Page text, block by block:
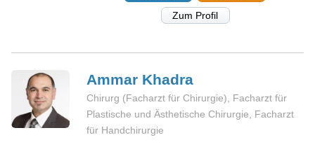
Zum Profil
Ammar Khadra
Chirurg (Facharzt für Chirurgie), Facharzt für
Plastische und Ästhetische Chirurgie, Facharzt
für Handchirurgie